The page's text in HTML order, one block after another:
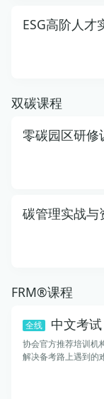
ESG高阶人才
双碳课程
零碳园区研修
碳管理实战与
FRM®课程
全线 中文考
协会官方推荐培训机
解决备考路上遇到的